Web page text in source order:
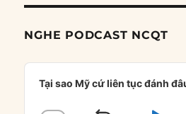
NGHE PODCAST NCQT
Audio
Player
Tại sao Mỹ cứ liên tục đánh